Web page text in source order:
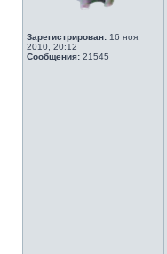
Зарегистрирован: 16 ноя,
2010, 20:12
Сообщения: 21545